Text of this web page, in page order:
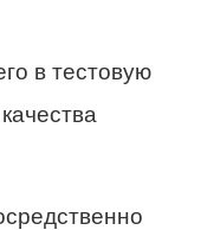
в тестовую